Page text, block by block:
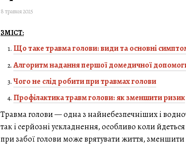
8 травня 2025
ЗМІСТ:
Що таке травма голови: види та основні
Алгоритм надання першої домедичної
Чого не слід робити при травмах голови
Профілактика травм голови: як зменшити ризик
Травма голови — одна з найнебезпечніших і
так і серйозні ускладнення, особливо коли
при забої голови може врятувати життя,